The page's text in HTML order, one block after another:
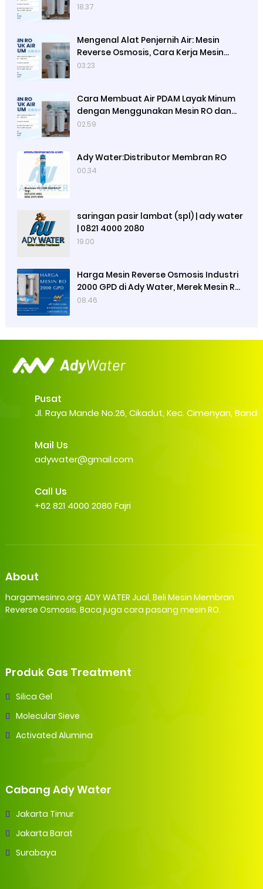
18.37
Mengenal Alat Penjernih Air: Mesin
Reverse Osmosis, Cara Kerja Mesin
Reverse Osmosis dan Satuan
03.23
Cara Membuat Air PDAM Layak Minum
dengan Menggunakan Mesin RO dan
Lampu UV Sterilisasi Air, Cara Kerja
02.59
Ady Water:Distributor Membran RO
00.34
saringan pasir lambat (spl) | ady water
| 0821 4000 2080
19.00
Harga Mesin Reverse Osmosis Industri
2000 GPD di Ady Water, Merek Mesin RO
Luso, Ady Water Menjual Membran RO
08.46
Pusat
Jl. Raya Mande No.26, Cikadut, Kec. Cimenyan,
Mail Us
adywater@gmail.com
Call Us
+62 821 4000 2080 Fajri
About
hargamesinro.org: ADY WATER Jual, Beli Mesin Membran
Reverse Osmosis. Baca juga cara pasang mesin RO.
Produk Gas Treatment
Silica Gel
Molecular Sieve
Activated Alumina
Cabang Ady Water
Jakarta Timur
Jakarta Barat
Surabaya